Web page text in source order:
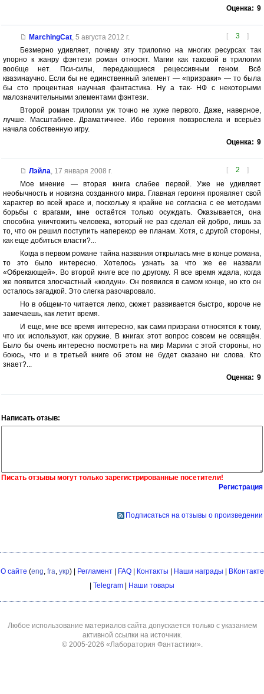
Оценка: 9
[ 3 ]
MarchingCat, 5 августа 2012 г.
Безмерно удивляет, почему эту трилогию на многих ресурсах так
упорно к жанру фэнтези роман относят. Магии как таковой в трилогии
вообще нет. Пси-силы, передающиеся рецессивным геном. Всё
квазинаучно. Если бы не единственный элемент — «призраки» — то была
бы сто процентная научная фантастика. Ну а так- НФ с некоторыми
малозначительными элементами фэнтези.
Второй роман трилогии уж точно не хуже первого. Даже, наверное,
лучше. Масштабнее. Драматичнее. Ибо героиня повзрослела и всерьёз
начала собственную игру.
Оценка: 9
[ 2 ]
Лэйла 17 января 2008 г.
Мое мнение — вторая книга слабее первой. Уже не удивляет
необычность и новизна созданного мира. Главная героиня проявляет свой
характер во всей красе и, поскольку я крайне не согласна с ее методами
борьбы с врагами, мне остаётся только осуждать. Оказывается, она
способна уничтожить человека, который не раз сделал ей добро, лишь за
то, что он решил поступить наперекор ее планам. Хотя, с другой стороны,
как еще добиться власти?...
Когда в первом романе тайна названия открылась мне в конце романа,
то это было интересно. Хотелось узнать за что же ее назвали
«Обрекающей». Во второй книге все по другому. Я все время ждала, когда
же появится злосчастный «колдун». Он появился в самом конце, но кто он
осталось загадкой. Это слегка разочаровало.
Но в общем-то читается легко, сюжет развивается быстро, короче не
замечаешь, как летит время.
И еще, мне все время интересно, как сами призраки относятся к тому,
что их используют, как оружие. В книгах этот вопрос совсем не освящён.
Было бы очень интересно посмотреть на мир Марики с этой стороны, но
боюсь, что и в третьей книге об этом не будет сказано ни слова. Кто
знает?...
Оценка: 9
Написать отзыв:
Писать отзывы могут только зарегистрированные посетители!
Регистрация
Подписаться на отзывы о произведении
О сайте (eng fra укр) | Регламент| FAQ| Контакты | Наши награды | ВКонтакте
| Telegram | Наши товары
Любое использование материалов сайта допускается только с указанием
активной ссылки на источник.
© 2005-2026 «Лаборатория Фантастики»